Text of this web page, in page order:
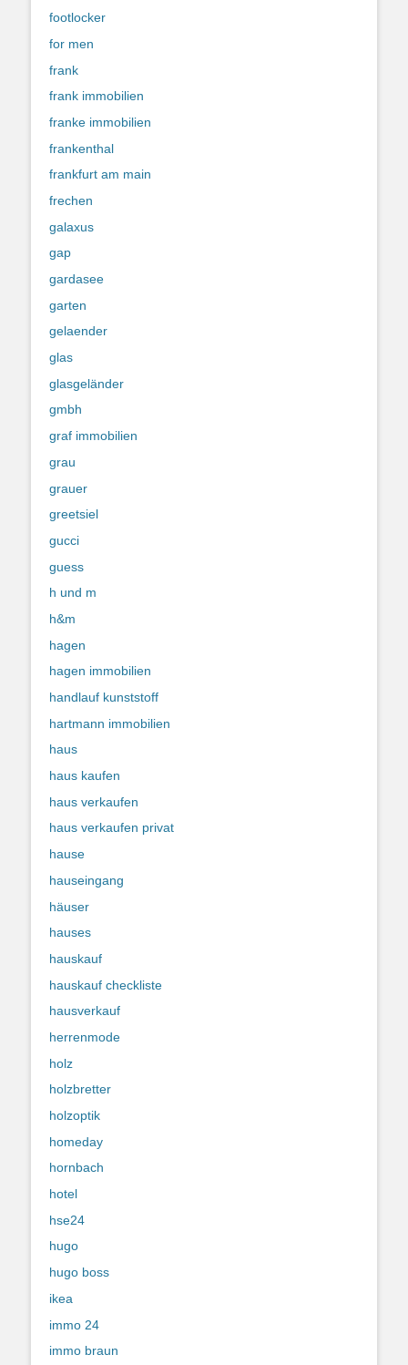
footlocker
for men
frank
frank immobilien
franke immobilien
frankenthal
frankfurt am main
frechen
galaxus
gap
gardasee
garten
gelaender
glas
glasgeländer
gmbh
graf immobilien
grau
grauer
greetsiel
gucci
guess
h und m
h&m
hagen
hagen immobilien
handlauf kunststoff
hartmann immobilien
haus
haus kaufen
haus verkaufen
haus verkaufen privat
hause
hauseingang
häuser
hauses
hauskauf
hauskauf checkliste
hausverkauf
herrenmode
holz
holzbretter
holzoptik
homeday
hornbach
hotel
hse24
hugo
hugo boss
ikea
immo 24
immo braun